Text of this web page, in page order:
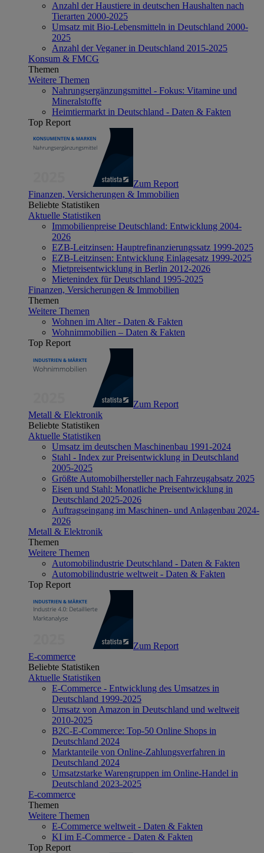
Anzahl der Haustiere in deutschen Haushalten nach
Tierarten 2000-2025
Umsatz mit Bio-Lebensmitteln in Deutschland 2000-
2025
Anzahl der Veganer in Deutschland 2015-2025
Konsum & FMCG
Themen
Weitere Themen
Nahrungsergänzungsmittel - Fokus: Vitamine und
Mineralstoffe
Heimtiermarkt in Deutschland - Daten & Fakten
Top Report
Zum Report
Finanzen, Versicherungen & Immobilien
Beliebte Statistiken
Aktuelle Statistiken
Immobilienpreise Deutschland: Entwicklung 2004-
2026
EZB-Leitzinsen: Hauptrefinanzierungssatz 1999-2025
EZB-Leitzinsen: Entwicklung Einlagesatz 1999-2025
Mietpreisentwicklung in Berlin 2012-2026
Mietenindex für Deutschland 1995-2025
Finanzen, Versicherungen & Immobilien
Themen
Weitere Themen
Wohnen im Alter - Daten & Fakten
Wohnimmobilien – Daten & Fakten
Top Report
Zum Report
Metall & Elektronik
Beliebte Statistiken
Aktuelle Statistiken
Umsatz im deutschen Maschinenbau 1991-2024
Stahl - Index zur Preisentwicklung in Deutschland
2005-2025
Größte Automobilhersteller nach Fahrzeugabsatz 2025
Eisen und Stahl: Monatliche Preisentwicklung in
Deutschland 2025-2026
Auftragseingang im Maschinen- und Anlagenbau 2024-
2026
Metall & Elektronik
Themen
Weitere Themen
Automobilindustrie Deutschland - Daten & Fakten
Automobilindustrie weltweit - Daten & Fakten
Top Report
Zum Report
E-commerce
Beliebte Statistiken
Aktuelle Statistiken
E-Commerce - Entwicklung des Umsatzes in
Deutschland 1999-2025
Umsatz von Amazon in Deutschland und weltweit
2010-2025
B2C-E-Commerce: Top-50 Online Shops in
Deutschland 2024
Marktanteile von Online-Zahlungsverfahren in
Deutschland 2024
Umsatzstarke Warengruppen im Online-Handel in
Deutschland 2023-2025
E-commerce
Themen
Weitere Themen
E-Commerce weltweit - Daten & Fakten
KI im E-Commerce - Daten & Fakten
Top Report